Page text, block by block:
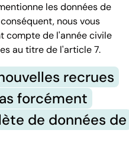
les données de
nous vous
compte de l'année civile
au titre de l'article 7.
recrues
forcément
de données de